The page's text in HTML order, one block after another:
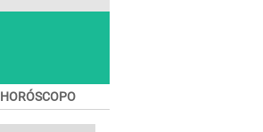
HORÓSCOPO